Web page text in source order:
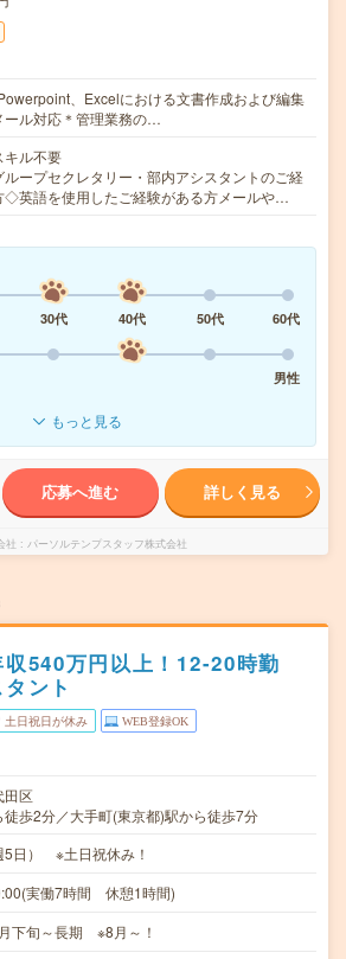
、Excelにおける文書作成および編集
ール対応＊管理業務の…
キル不要
ープセクレタリー・部内アシスタントのご経
◇英語を使用したご経験がある方メールや…
30代 40代 50代
60代
男性
もっと見る
応募へ進む 詳しく見る
社 パーソルテンプスタッフ株式会社
540万円以上！12-20時勤
ント
土日祝日が休み WEB登録OK
田区
徒歩2分／大手町(東京都)駅から徒歩7分
5日） ※土日祝休み！
実働7時間 休憩1時間)
下旬～長期 ※8月～！